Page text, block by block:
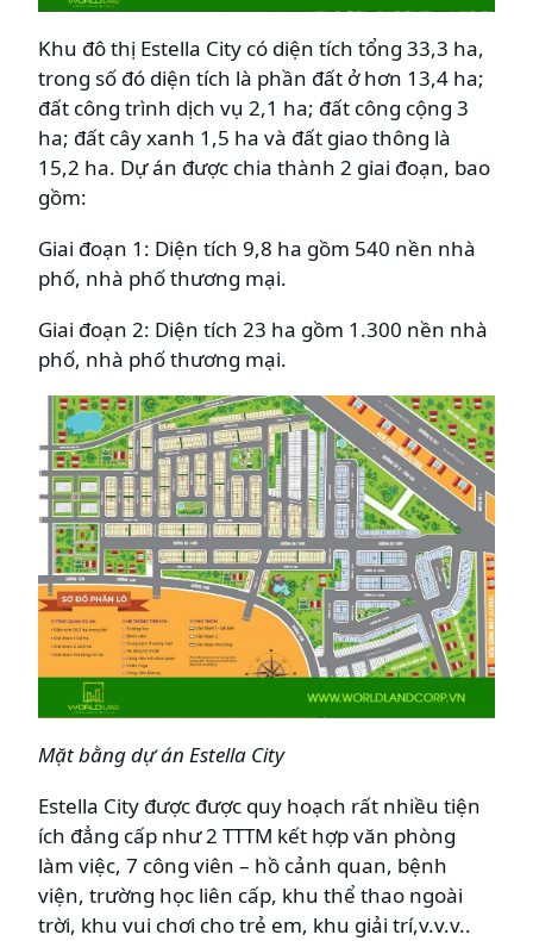
Khu đô thị Estella City có diện tích tổng 33,3 ha,
trong số đó diện tích là phần đất ở hơn 13,4 ha;
đất công trình dịch vụ 2,1 ha; đất công cộng 3
ha; đất cây xanh 1,5 ha và đất giao thông là
15,2 ha. Dự án được chia thành 2 giai đoạn, bao
gồm:
Giai đoạn 1: Diện tích 9,8 ha gồm 540 nền nhà
phố, nhà phố thương mại.
Giai đoạn 2: Diện tích 23 ha gồm 1.300 nền nhà
phố, nhà phố thương mại.
Mặt bằng dự án Estella City
Estella City được được quy hoạch rất nhiều tiện
ích đẳng cấp như 2 TTTM kết hợp văn phòng
làm việc, 7 công viên – hồ cảnh quan, bệnh
viện, trường học liên cấp, khu thể thao ngoài
trời, khu vui chơi cho trẻ em, khu giải trí,v.v.v..